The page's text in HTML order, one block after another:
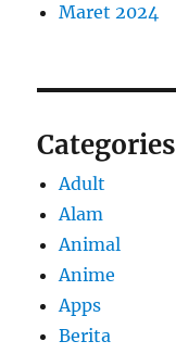
Maret 2024
Categories
Adult
Alam
Animal
Anime
Apps
Berita